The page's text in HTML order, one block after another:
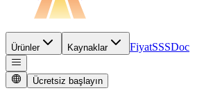
Ürünler Kaynaklar FiyatSSSDoc
Ücretsiz başlayın